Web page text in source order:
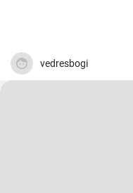
vedresbogi